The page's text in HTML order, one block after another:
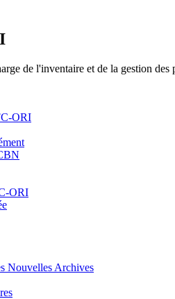
de l'inventaire et de la gestion
ORI
ORI
Nouvelles Archives